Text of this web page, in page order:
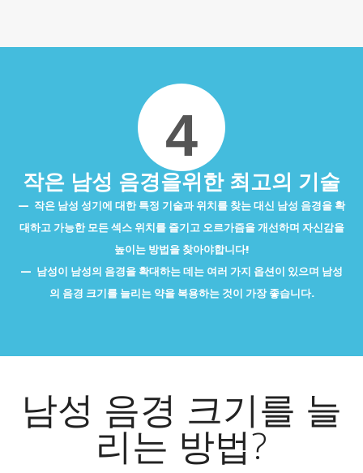
4
작은 남성 음경을위한 최고의 기술
작은 남성 성기에 대한 특정 기술과 위치를 찾는 대신 남성 음경을 확
대하고 가능한 모든 섹스 위치를 즐기고 오르가즘을 개선하며 자신감을
높이는 방법을 찾아야합니다!
남성이 남성의 음경을 확대하는 데는 여러 가지 옵션이 있으며 남성
의 음경 크기를 늘리는 약을 복용하는 것이 가장 좋습니다.
남성 음경 크기를 늘
리는 방법?